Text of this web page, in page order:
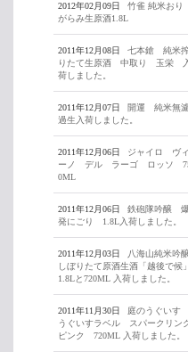
2012年02月09日
竹雀 純米おり
がらみ生原酒1.8L
2011年12月08日
七本鎗 純米
りたて生原酒 中取り 玉栄
荷しました。
2011年12月07日
開運 純米無
過生入荷しました。
2011年12月06日
ジャイロ ヴィ
ーノ デル ラーゴ ロッソ
0ML
2011年12月06日
鉄砲隊吟醸
発にごり 1.8L入荷しました。
2011年12月03日
八海山純米吟醸
しぼりたて原酒生酒「越後で候」
1.8Lと720ML 入荷しました。
2011年11月30日
庭のうぐいす
うぐいすラベル スパークリン
ピンク 720ML 入荷しました。